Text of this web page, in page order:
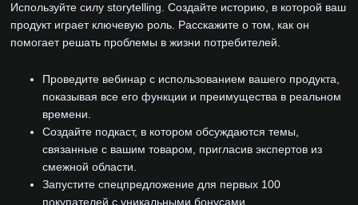
Используйте силу storytelling. Создайте историю, в которой ваш
продукт играет ключевую роль. Расскажите о том, как он
помогает решать проблемы в жизни потребителей.
Проведите вебинар с использованием вашего продукта,
показывая все его функции и преимущества в реальном
времени.
Создайте подкаст, в котором обсуждаются темы,
связанные с вашим товаром, пригласив экспертов из
смежной области.
Запустите спецпредложение для первых 100
покупателей с уникальными бонусами.